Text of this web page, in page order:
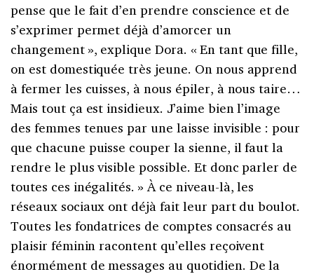
pense que le fait d’en prendre conscience et de
s’exprimer permet déjà d’amorcer un
changement », explique Dora. « En tant que fille,
on est domestiquée très jeune. On nous apprend
à fermer les cuisses, à nous épiler, à nous taire…
Mais tout ça est insidieux. J’aime bien l’image
des femmes tenues par une laisse invisible : pour
que chacune puisse couper la sienne, il faut la
rendre le plus visible possible. Et donc parler de
toutes ces inégalités. » À ce niveau-là, les
réseaux sociaux ont déjà fait leur part du boulot.
Toutes les fondatrices de comptes consacrés au
plaisir féminin racontent qu’elles reçoivent
énormément de messages au quotidien. De la